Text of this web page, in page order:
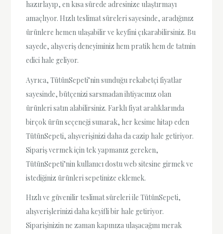
hazırlayıp, en kısa sürede adresinize ulaştırmayı
amaçlıyor. Hızlı teslimat süreleri sayesinde, aradığınız
ürünlere hemen ulaşabilir ve keyfini çıkarabilirsiniz. Bu
sayede, alışveriş deneyiminiz hem pratik hem de tatmin
edici hale geliyor.
Ayrıca, TütünSepeti’nin sunduğu rekabetçi fiyatlar
sayesinde, bütçenizi sarsmadan ihtiyacınız olan
ürünleri satın alabilirsiniz. Farklı fiyat aralıklarında
birçok ürün seçeneği sunarak, her kesime hitap eden
TütünSepeti, alışverişinizi daha da cazip hale getiriyor.
Sipariş vermek için tek yapmanız gereken,
TütünSepeti’nin kullanıcı dostu web sitesine girmek ve
istediğiniz ürünleri sepetinize eklemek.
Hızlı ve güvenilir teslimat süreleri ile TütünSepeti,
alışverişlerinizi daha keyifli bir hale getiriyor.
Siparişinizin ne zaman kapınıza ulaşacağını merak